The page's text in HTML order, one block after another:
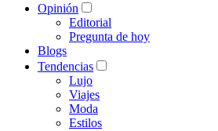
Opinión
Editorial
Pregunta de hoy
Blogs
Tendencias
Lujo
Viajes
Moda
Estilos